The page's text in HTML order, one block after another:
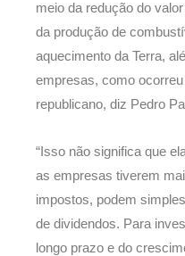
meio da redução do
da produção de
aquecimento da Terra,
empresas, como
republicano, diz Pedro
“Isso não significa que
as empresas tiverem
impostos, podem
de dividendos. Para
longo prazo e do